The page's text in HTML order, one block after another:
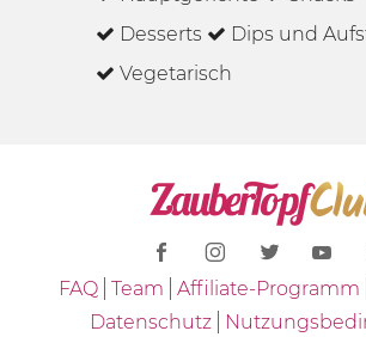
Desserts
Dips und
Vegetarisch
FAQ Team Affiliate-Programm
Datenschutz